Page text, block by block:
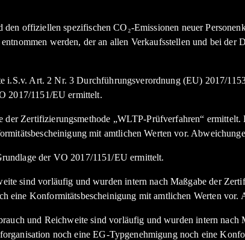
offiziellen spezifischen CO₂-Emissionen neuer
werden, der an allen Verkaufsstellen und bei
i.S.v. Art. 2 Nr. 3 Durchführungsverordnung (EU) 2017/
2017/1151/EU ermittelt.
Zertifizierungsmethode „WLTP-Prüfverfahren“ ermittelt.
mit amtlichen Werten vor.
der VO 2017/1151/EU ermittelt.
sind vorläufig und wurden intern nach Maßgabe der
eine Konformitätsbescheinigung mit amtlichen Werten
und Reichweite sind vorläufig und wurden intern
noch eine EG-Typgenehmigung noch eine